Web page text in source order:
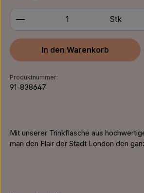
Produkt Anzahl: Gib denStk
In den Warenkorb
Produktnummer:
91-838647
Mit unserer Trinkflasche aus
man den Flair der Stadt London den